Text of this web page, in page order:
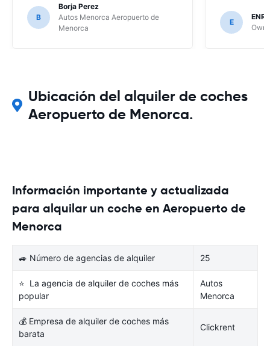
B
Borja Perez
Autos Menorca Aeropuerto de
Menorca
E
Ubicación del alquiler de coches
Aeropuerto de Menorca.
Información importante y actualizada
para alquilar un coche en Aeropuerto de
Menorca
🚙 Número de agencias de alquiler 25
⭐ La agencia de alquiler de coches más
popular
Autos
Menorca
💰 Empresa de alquiler de coches más
barata
Clickrent